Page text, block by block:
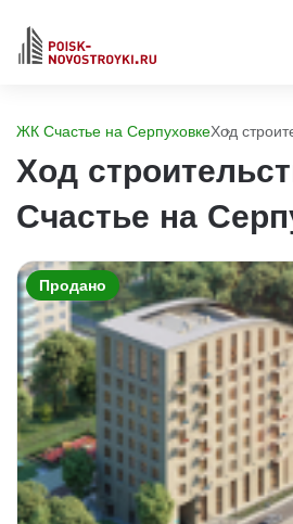
ЖК Счастье на СерпуховкеХод
Ход
Счастье на
Продано